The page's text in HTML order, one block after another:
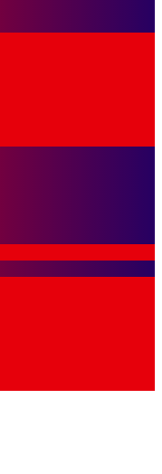
Berdaulat di
Kapolda Sumut